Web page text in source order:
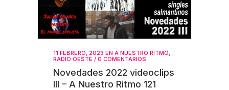
11 FEBRERO, 2023 EN A NUESTRO RITMO
RADIO OESTE / 0 COMENTARIOS
Novedades 2022 videoclips
III – A Nuestro Ritmo 121